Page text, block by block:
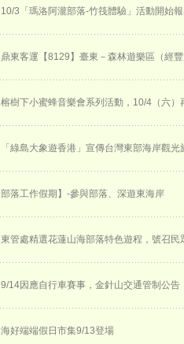
10/3「瑪洛阿瀧部落-竹筏體驗」活動開始
鼎東客運【8129】臺東－森林遊樂區（經
榕樹下小蜜蜂音樂會系列活動，10/4（六）
「綠島大象遊香港」宣傳台灣東部海岸觀
部落工作假期】-參與部落、深遊東海岸
東管處精選花蓮山海部落特色遊程，號召
9/14因應自行車賽事，金針山交通管制公告
海好端端假日市集9/13登場